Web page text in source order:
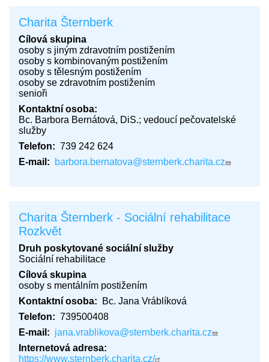
Charita Šternberk
Cílová skupina
osoby s jiným zdravotním postižením
osoby s kombinovaným postižením
osoby s tělesným postižením
osoby se zdravotním postižením
senioři
Kontaktní osoba
Bc. Barbora Bernátová, DiS.; vedoucí pečovatelské
služby
Telefon
739 242 624
E-mail
barbora.bernatova@sternberk.charita.cz
Charita Šternberk - Sociální rehabilitace
Rozkvět
Druh poskytované sociální služby
Sociální rehabilitace
Cílová skupina
osoby s mentálním postižením
Kontaktní osoba
Bc. Jana Vráblíková
Telefon
739500408
E-mail
jana.vrablikova@sternberk.charita.cz
Internetová adresa
https://www.sternberk.charita.cz/